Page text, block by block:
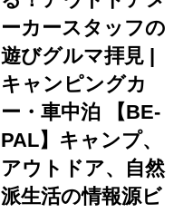
ーカースタッフの
遊びグルマ拝見 |
キャンピングカ
ー・車中泊 【BE-
PAL】キャンプ、
アウトドア、自然
派生活の情報源ビ